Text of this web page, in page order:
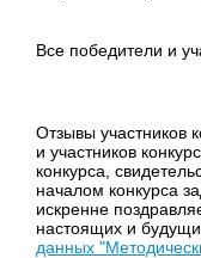
Все победители и
Отзывы участников
и участников
конкурса,
началом конкурса
искренне
настоящих и
данных